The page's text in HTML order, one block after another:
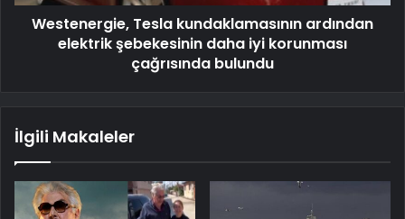
Westenergie, Tesla kundaklamasının ardından
elektrik şebekesinin daha iyi korunması
çağrısında bulundu
İlgili Makaleler